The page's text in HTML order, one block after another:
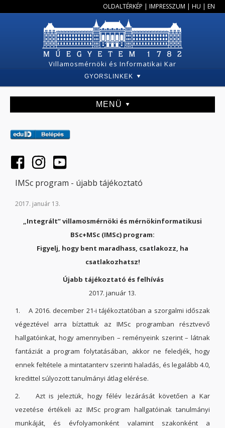
OLDALTÉRKÉP | IMPRESSZUM | HU | EN
Villamosmérnöki és Informatikai Kar
GYORSLINKEK
MENÜ
IMSc program - újabb tájékoztató
2017. január 13.
„Integrált” villamosmérnöki és mérnökinformatikusi
BSc+MSc (IMSc) program:
Figyelj, hogy bent maradhass, csatlakozz, ha
csatlakozhatsz!
Újabb tájékoztató és felhívás
2017. január 13.
1. A 2016. december 21-i tájékoztatóban a szorgalmi időszak
végeztével arra bíztattuk az IMSc programban résztvevő
hallgatóinkat, hogy amennyiben – reményeink szerint – látnak
fantáziát a program folytatásában, akkor ne feledjék, hogy
ennek feltétele a mintatanterv szerinti haladás, és legalább 4.0,
kredittel súlyozott tanulmányi átlag elérése.
2. Azt is jeleztük, hogy félév lezárását követően a Kar
vezetése értékeli az IMSc program hallgatóinak tanulmányi
munkáját, és évfolyamonként valamint szakonként a